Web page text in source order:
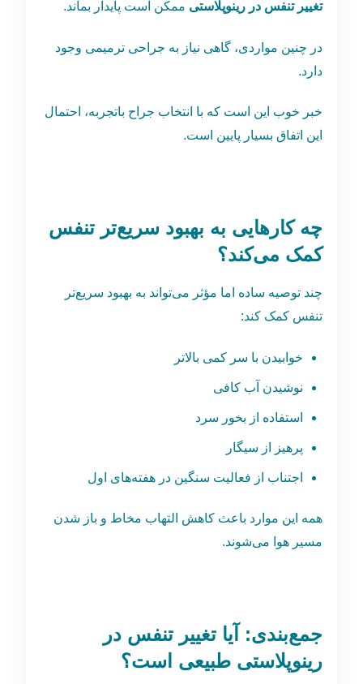
تغییر تنفس در رینوپلاستی ممکن است پایدار بماند.
در چنین مواردی، گاهی نیاز به جراحی ترمیمی وجود
دارد.
خبر خوب این است که با انتخاب جراح باتجربه، احتمال
این اتفاق بسیار پایین است.
چه کارهایی به بهبود سریع‌تر تنفس
کمک می‌کند؟
چند توصیه ساده اما مؤثر می‌تواند به بهبود سریع‌تر
تنفس کمک کند:
خوابیدن با سر کمی بالاتر
نوشیدن آب کافی
استفاده از بخور سرد
پرهیز از سیگار
اجتناب از فعالیت سنگین در هفته‌های اول
همه این موارد باعث کاهش التهاب مخاط و باز شدن
مسیر هوا می‌شوند.
جمع‌بندی: آیا تغییر تنفس در
رینوپلاستی طبیعی است؟